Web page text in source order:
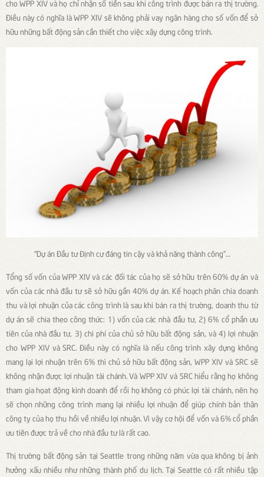
cho WPP XIV và họ chỉ nhận số tiền sau khi công trình được bán ra thị trường.
Điều này có nghĩa là WPP XIV sẽ không phải vay ngân hàng cho số vốn để sở
hữu những bất động sản cần thiết cho việc xây dựng công trình.
“Dự án Đầu tư Định cư đáng tin cậy và khả năng thành công”…
Tổng số vốn của WPP XIV và các đối tác của họ sẽ sở hữu trên 60% dự án và
vốn của các nhà đầu tư sẽ sở hữu gần 40% dự án. Kế hoạch phân chia doanh
thu và lợi nhuận của các công trình là sau khi bán ra thị trường, doanh thu từ
dự án sẽ chia theo công thức: 1) vốn của các nhà đầu tư, 2) 6% cổ phần ưu
tiên của nhà đầu tư, 3) chi phí của chủ sở hữu bất động sản, và 4) lợi nhuận
cho WPP XIV và SRC. Điều này có nghĩa là nếu công trình xây dựng không
mang lại lợi nhuận trên 6% thì chủ sở hữu bất động sản, WPP XIV và SRC sẽ
không nhận được lợi nhuận tài chánh. Và WPP XIV và SRC hiểu rằng họ không
tham gia họat động kinh doanh để rồi họ không có phúc lợi tài chánh, nên họ
sẽ chọn những công trình mang lại nhiều lợi nhuận để giúp chính bản thân
công ty của họ thu hồi về nhiều lợi nhuận. Vì vậy cơ hội để vốn và 6% cổ phần
ưu tiên được trả về cho nhà đầu tư là rất cao.
Thị trường bất động sản tại Seattle trong những năm vừa qua không bị ảnh
hưởng xấu nhiều như những thành phố du lịch. Tại Seattle có rất nhiều tập